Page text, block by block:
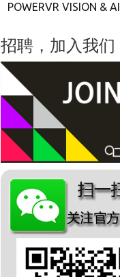
POWERVR VISION & AI
招聘，加入我们